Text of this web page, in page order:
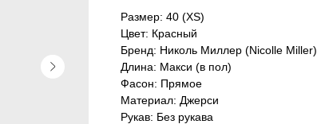
Размер: 40 (XS)
Цвет: Красный
Бренд: Николь Миллер (Nicolle Miller)
Длина: Макси (в пол)
Фасон: Прямое
Материал: Джерси
Рукав: Без рукава